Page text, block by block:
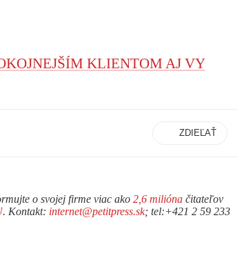
KLIENTOM AJ VY
ZDIEĽAŤ
o svojej firme viac ako 2,6 milióna čitateľov
. Kontakt: internet@petitpress.sk; tel:+421 2 59 233